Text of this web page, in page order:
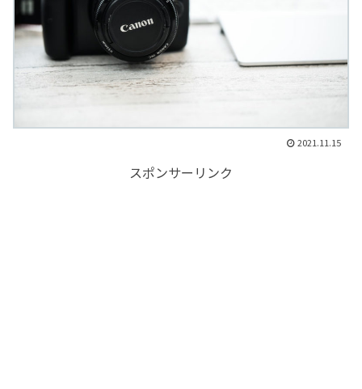
2021.11.15
スポンサーリンク